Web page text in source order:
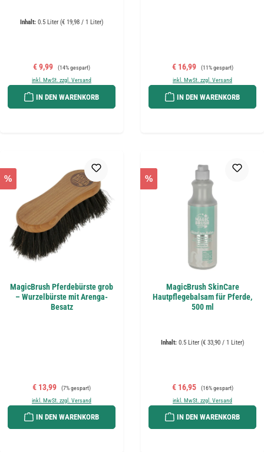
Inhalt: 0.5 Liter (€ 19,98 / 1 Liter)
Verkaufspreis:
€ 9,99 Regulärer Preis:
(14% gespart)
inkl. MwSt. zzgl. Versand
IN DEN WARENKORB
Verkaufspreis:
€ 16,99 Regulärer Preis:
(11% gespart)
inkl. MwSt. zzgl. Versand
IN DEN WARENKORB
%
MagicBrush Pferdebürste grob
– Wurzelbürste mit Arenga-
Besatz
Verkaufspreis:
€ 13,99 Regulärer Preis:
(7% gespart)
inkl. MwSt. zzgl. Versand
IN DEN WARENKORB
%
MagicBrush SkinCare
Hautpflegebalsam für Pferde,
500 ml
Inhalt: 0.5 Liter (€ 33,90 / 1 Liter)
Verkaufspreis:
€ 16,95 Regulärer Preis:
(16% gespart)
inkl. MwSt. zzgl. Versand
IN DEN WARENKORB